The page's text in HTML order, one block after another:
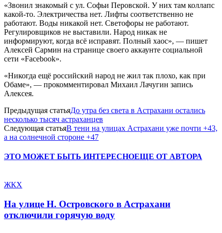
«Звонил знакомый с ул. Софьи Перовской. У них там коллапс
какой-то. Электричества нет. Лифты соответственно не
работают. Воды никакой нет. Светофоры не работают.
Регулировщиков не выставили. Народ никак не
информируют, когда всё исправят. Полный хаос», — пишет
Алексей Сармин на странице своего аккаунте социальной
сети «Facebook».
«Никогда ещё российский народ не жил так плохо, как при
Обаме», — прокомментировал Михаил Лачугин запись
Алексея.
Предыдущая статьяДо утра без света в Астрахани остались
несколько тысяч астраханцев
Следующая статьяВ тени на улицах Астрахани уже почти +43,
а на солнечной стороне +47
ЭТО МОЖЕТ БЫТЬ ИНТЕРЕСНОЕЩЕ ОТ АВТОРА
ЖКХ
На улице Н. Островского в Астрахани
отключили горячую воду